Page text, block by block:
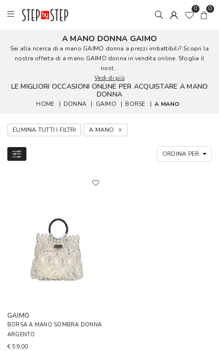
0 0
A MANO DONNA GAIMO
Sei alla ricerca di a mano GAIMO donna a prezzi imbattibili? Scopri la
nostra offerta di a mano GAIMO donna in vendita online. Sfoglia il
nost...
Vedi di più
LE MIGLIORI OCCASIONI ONLINE PER ACQUISTARE A MANO
DONNA
HOME | DONNA | GAIMO | BORSE | A MANO
ELIMINA TUTTI I FILTRI A MANO
GAIMO
BORSA A MANO SOMBRA DONNA
ARGENTO
€ 59,00